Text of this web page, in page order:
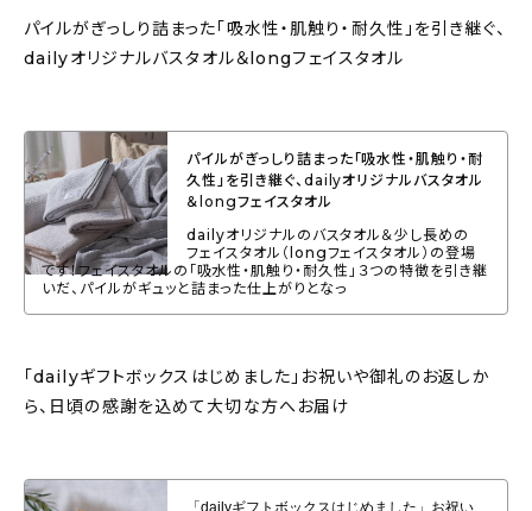
パイルがぎっしり詰まった「吸水性・肌触り・耐久性」を引き継ぐ、
dailyオリジナルバスタオル＆longフェイスタオル
パイルがぎっしり詰まった「吸水性・肌触り・耐
久性」を引き継ぐ、dailyオリジナルバスタオル
＆longフェイスタオル
dailyオリジナルのバスタオル＆少し長めの
フェイスタオル（longフェイスタオル）の登場
です！フェイスタオルの「吸水性・肌触り・耐久性」３つの特徴を引き継
いだ、パイルがギュッと詰まった仕上がりとなっ
「dailyギフトボックスはじめました」お祝いや御礼のお返しか
ら、日頃の感謝を込めて大切な方へお届け
「dailyギフトボックスはじめました」お祝いや御礼のお返しから、日頃の感